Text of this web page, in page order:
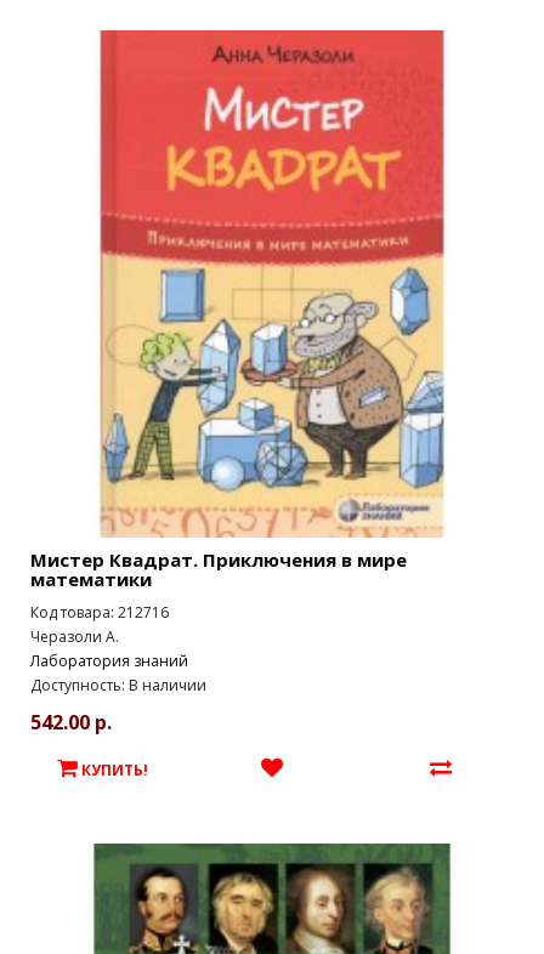
Мистер Квадрат. Приключения в мире
математики
Код товара: 212716
Черазоли А.
Лаборатория знаний
Доступность: В наличии
542.00 р.
КУПИТЬ!